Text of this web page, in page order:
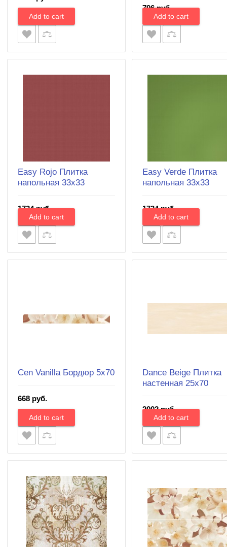
796 руб.
Easy Rojo Плитка
напольная 33x33
1734 руб.
Easy Verde Плитка
напольная 33x33
1734 руб.
Cen Vanilla Бордюр 5х70
668 руб.
Dance Beige Плитка
настенная 25х70
2002 руб.